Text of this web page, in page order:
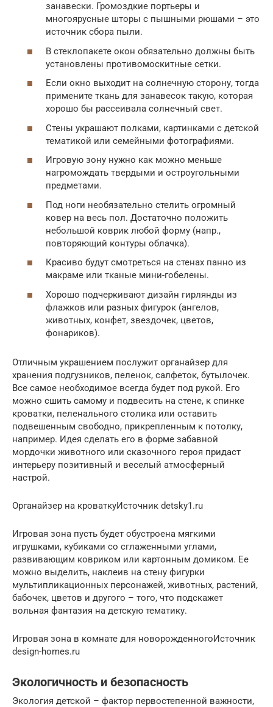
занавески. Громоздкие портьеры и
многоярусные шторы с пышными рюшами – это
источник сбора пыли.
В стеклопакете окон обязательно должны быть
установлены противомоскитные сетки.
Если окно выходит на солнечную сторону, тогда
примените ткань для занавесок такую, которая
хорошо бы рассеивала солнечный свет.
Стены украшают полками, картинками с детской
тематикой или семейными фотографиями.
Игровую зону нужно как можно меньше
нагромождать твердыми и остроугольными
предметами.
Под ноги необязательно стелить огромный
ковер на весь пол. Достаточно положить
небольшой коврик любой форму (напр.,
повторяющий контуры облачка).
Красиво будут смотреться на стенах панно из
макраме или тканые мини-гобелены.
Хорошо подчеркивают дизайн гирлянды из
флажков или разных фигурок (ангелов,
животных, конфет, звездочек, цветов,
фонариков).
Отличным украшением послужит органайзер для
хранения подгузников, пеленок, салфеток, бутылочек.
Все самое необходимое всегда будет под рукой. Его
можно сшить самому и подвесить на стене, к спинке
кроватки, пеленального столика или оставить
подвешенным свободно, прикрепленным к потолку,
например. Идея сделать его в форме забавной
мордочки животного или сказочного героя придаст
интерьеру позитивный и веселый атмосферный
настрой.
Органайзер на кроваткуИсточник detsky1.ru
Игровая зона пусть будет обустроена мягкими
игрушками, кубиками со сглаженными углами,
развивающим ковриком или картонным домиком. Ее
можно выделить, наклеив на стену фигурки
мультипликационных персонажей, животных, растений,
бабочек, цветов и другого – того, что подскажет
вольная фантазия на детскую тематику.
Игровая зона в комнате для новорожденногоИсточник
design-homes.ru
Экологичность и безопасность
Экология детской – фактор первостепенной важности,